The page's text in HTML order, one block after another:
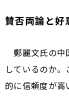
賛否両論と好
鄭麗文氏の中
しているのか
的に信頼度が高